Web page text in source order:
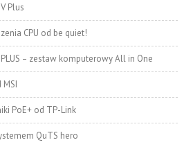
Plus
CPU od be quiet!
– zestaw komputerowy All in One
PoE+ od TP-Link
QuTS hero